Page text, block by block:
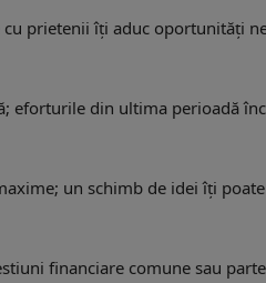
prietenii îți aduc oportunități
eforturile din ultima perioadă
un schimb de idei îți
financiare comune sau